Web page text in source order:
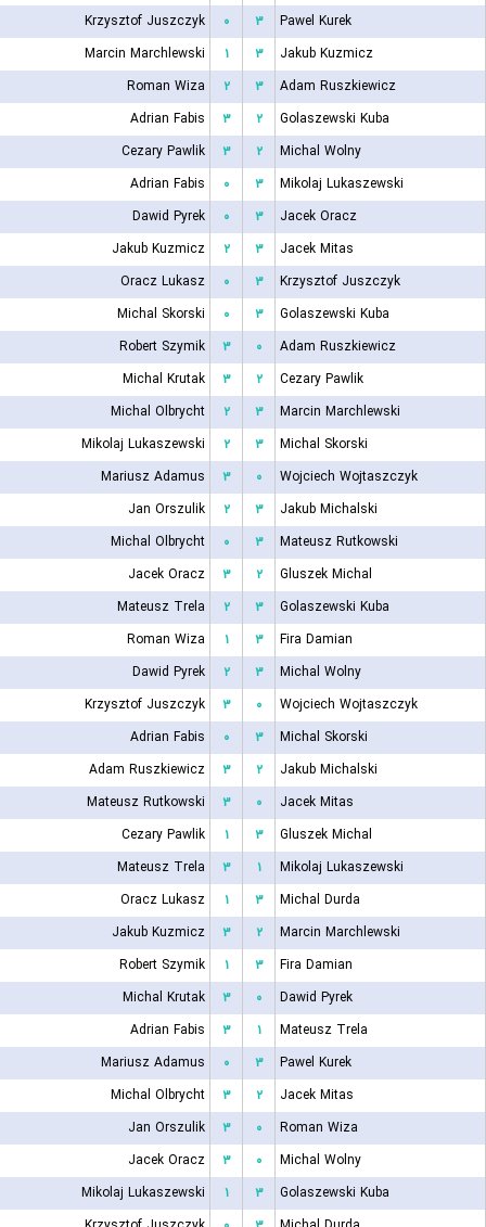
Krzysztof Juszczyk
۰ ۳
Pawel Kurek
Marcin Marchlewski
۱ ۳
Jakub Kuzmicz
Roman Wiza
۲ ۳
Adam Ruszkiewicz
Adrian Fabis
۳ ۲
Golaszewski Kuba
Cezary Pawlik
۳ ۲
Michal Wolny
Adrian Fabis
۰ ۳
Mikolaj Lukaszewski
Dawid Pyrek
۰ ۳
Jacek Oracz
Jakub Kuzmicz
۲ ۳
Jacek Mitas
Oracz Lukasz
۰ ۳
Krzysztof Juszczyk
Michal Skorski
۰ ۳
Golaszewski Kuba
Robert Szymik
۳ ۰
Adam Ruszkiewicz
Michal Krutak
۳ ۲
Cezary Pawlik
Michal Olbrycht
۲ ۳
Marcin Marchlewski
Mikolaj Lukaszewski
۲ ۳
Michal Skorski
Mariusz Adamus
۳ ۰
Wojciech Wojtaszczyk
Jan Orszulik
۲ ۳
Jakub Michalski
Michal Olbrycht
۰ ۳
Mateusz Rutkowski
Jacek Oracz
۳ ۲
Gluszek Michal
Mateusz Trela
۲ ۳
Golaszewski Kuba
Roman Wiza
۱ ۳
Fira Damian
Dawid Pyrek
۲ ۳
Michal Wolny
Krzysztof Juszczyk
۳ ۰
Wojciech Wojtaszczyk
Adrian Fabis
۰ ۳
Michal Skorski
Adam Ruszkiewicz
۳ ۲
Jakub Michalski
Mateusz Rutkowski
۳ ۰
Jacek Mitas
Cezary Pawlik
۱ ۳
Gluszek Michal
Mateusz Trela
۳ ۱
Mikolaj Lukaszewski
Oracz Lukasz
۱ ۳
Michal Durda
Jakub Kuzmicz
۳ ۲
Marcin Marchlewski
Robert Szymik
۱ ۳
Fira Damian
Michal Krutak
۳ ۰
Dawid Pyrek
Adrian Fabis
۳ ۱
Mateusz Trela
Mariusz Adamus
۰ ۳
Pawel Kurek
Michal Olbrycht
۳ ۲
Jacek Mitas
Jan Orszulik
۳ ۰
Roman Wiza
Jacek Oracz
۳ ۰
Michal Wolny
Mikolaj Lukaszewski
۱ ۳
Golaszewski Kuba